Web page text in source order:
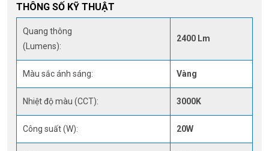
THÔNG SỐ KỸ THUẬT
Quang thông
(Lumens):
2400 Lm
Màu sắc ánh sáng: Vàng
Nhiệt độ màu (CCT): 3000K
Công suất (W): 20W